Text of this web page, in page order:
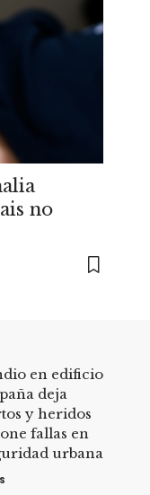
no
en edificio
deja
y heridos
fallas en
urbana